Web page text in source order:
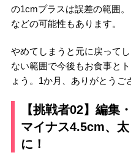
の1cmプラスは誤差の範囲
などの可能性もあります。
やめてしまうと元に戻って
ない範囲で今後もお食事と
ょう。1か月、ありがとうご
【挑戦者02】編集
マイナス4.5cm、
に！